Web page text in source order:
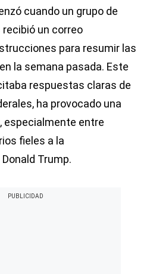
cuando un grupo de
un correo
para resumir las
la semana pasada. Este
respuestas claras de
ha provocado una
especialmente entre
fieles a la
Trump.